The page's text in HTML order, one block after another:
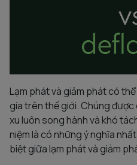
Lạm phát và giảm phát có
gia trên thế giới. Chúng
xu luôn song hành và khó
niệm là có những ý nghĩa
biệt giữa lạm phát và giảm